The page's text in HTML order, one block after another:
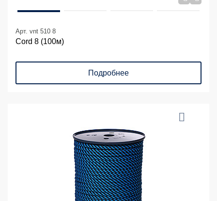
Арт. vnt 510 8
Cord 8 (100м)
Подробнее